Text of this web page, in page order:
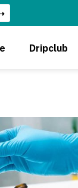
Dripclub